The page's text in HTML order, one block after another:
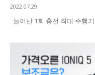
2022.07.29
늘어난 1회 충전 최대 주행